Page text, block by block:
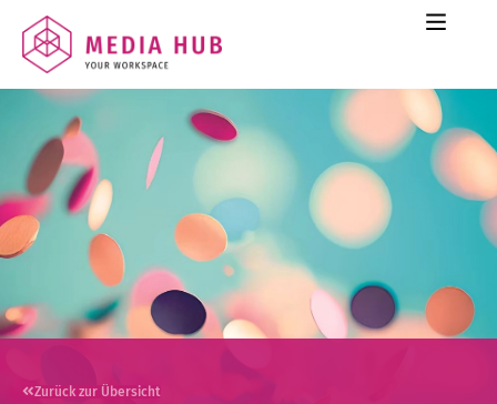
Zurück zur Übersicht